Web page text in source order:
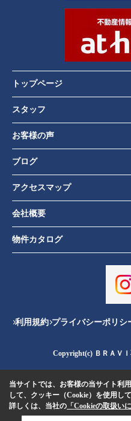
トップページ
スタッフ
お客様の声
ブログ
アクセスマップ
会社概要
物件カタログ
利用規約 プライバシーポリシ
Copyright(c) ＢＲＡＶ
当サイトでは、お客様の当サイト利
して、クッキー（Cookie）を使用して
詳しくは、当社の 「Cookieの取扱い